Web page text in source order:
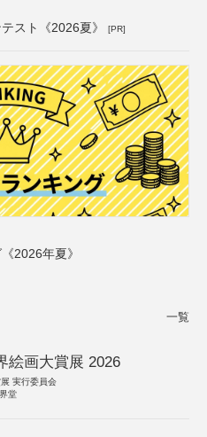
スト《2026夏》 [PR]
2026年夏》
一覧
絵画大賞展 2026
実行委員会
堂